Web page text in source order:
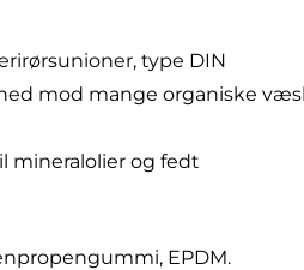
type DIN
mod mange organiske
mineralolier og fedt
EPDM.